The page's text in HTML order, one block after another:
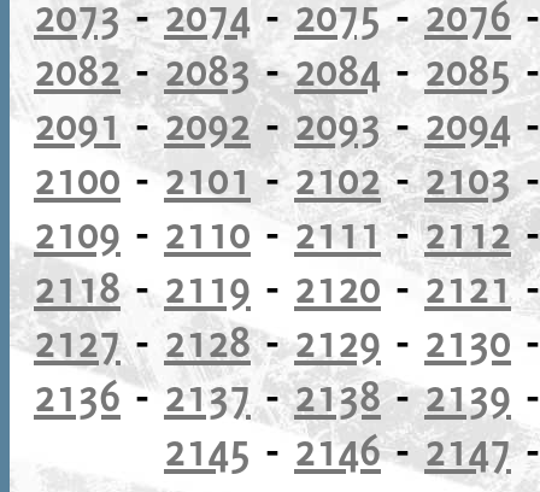
2073-2074 - 2075-2076
2082-2083-2084-2085
2091 -2092-2093-2094
2100 -2101-2102-2103
2109 - 2110 -2111-2112
2118- 2119 - 2120 - 2121
2127- 2128-2129 - 2130
2136- 2137-2138-2139
2145 - 2146-2147